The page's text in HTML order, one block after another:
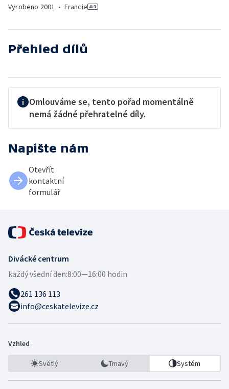
Vyrobeno 2001 • Francie
Přehled dílů
Omlouváme se, tento pořad momentálně
nemá žádné přehratelné díly.
Napište nám
Otevřít
kontaktní
formulář
Divácké centrum
každý všední den:8:00—16:00 hodin
261 136 113
info@ceskatelevize.cz
Vzhled
Světlý Tmavý Systém